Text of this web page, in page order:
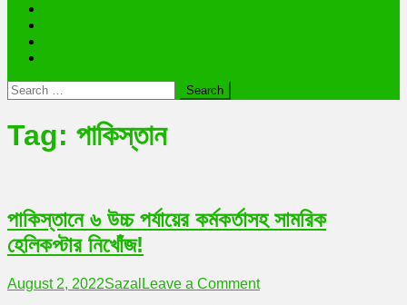
Search
for:
Tag: পাকিস্তান
পাকিস্তানে ৬ উচ্চ পর্যায়ের কর্মকর্তাসহ সামরিক
হেলিকপ্টার নিখোঁজ!
August 2, 2022Sazal Leave a Commenton